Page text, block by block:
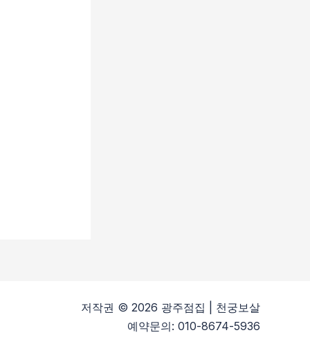
저작권 © 2026 광주점집 | 천궁보살
예약문의: 010-8674-5936